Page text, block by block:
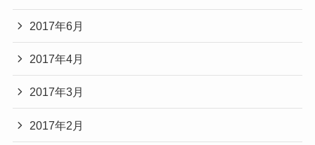
2017年6月
2017年4月
2017年3月
2017年2月